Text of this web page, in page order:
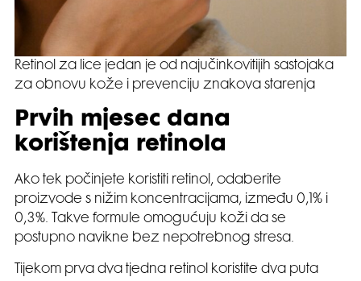
Retinol za lice jedan je od najučinkovitijih sastojaka
za obnovu kože i prevenciju znakova starenja
Prvih mjesec dana
korištenja retinola
Ako tek počinjete koristiti retinol, odaberite
proizvode s nižim koncentracijama, između 0,1% i
0,3%. Takve formule omogućuju koži da se
postupno navikne bez nepotrebnog stresa.
Tijekom prva dva tjedna retinol koristite dva puta